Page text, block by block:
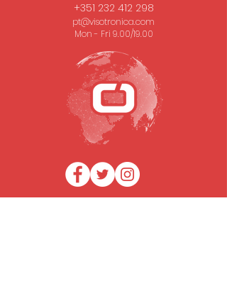
+351 232 412 298
pt@visotronica.com
Mon - Fri 9.00/19.00